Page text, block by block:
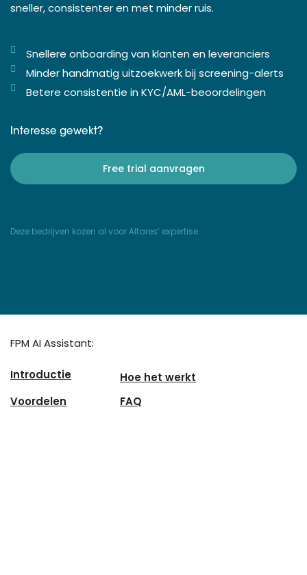
sneller, consistenter en met minder ruis.
Snellere onboarding van klanten en leveranciers
Minder handmatig uitzoekwerk bij screening-alerts
Betere consistentie in KYC/AML-beoordelingen
Interesse gewekt?
Free trial aanvragen
Deze bedrijven kozen al voor Altares’ expertise.
FPM AI Assistant:
Introductie
Hoe het werkt
Voordelen
FAQ